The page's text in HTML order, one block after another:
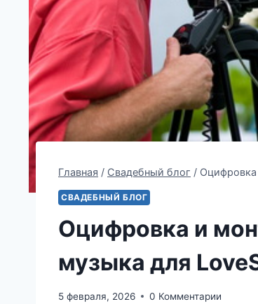
Главная / Свадебный блог /
СВАДЕБНЫЙ БЛОГ
Оцифровка и
музыка для
5 февраля, 2026 0 Комментарии